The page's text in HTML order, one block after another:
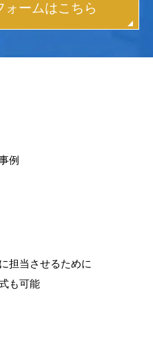
ォームはこちら
例
担当させるために
も可能